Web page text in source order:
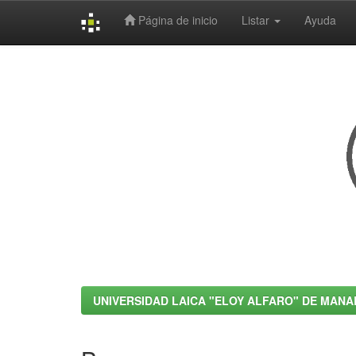
Página de inicio Listar Ayuda
UNIVERSIDAD LAICA "ELOY ALFARO" DE